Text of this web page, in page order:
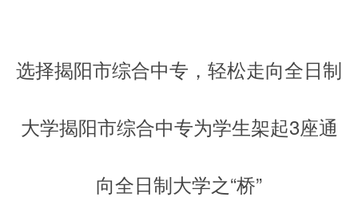
选择揭阳市综合中专，轻松走向全日制
大学揭阳市综合中专为学生架起3座通
向全日制大学之“桥”